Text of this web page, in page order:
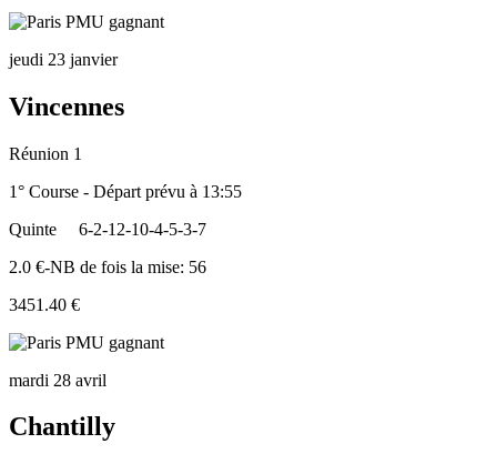
jeudi 23 janvier
Vincennes
Réunion 1
1° Course - Départ prévu à 13:55
Quinte
6-2-12-10-4-5-3-7
2.0 €-NB de fois la mise: 56
3451.40 €
mardi 28 avril
Chantilly